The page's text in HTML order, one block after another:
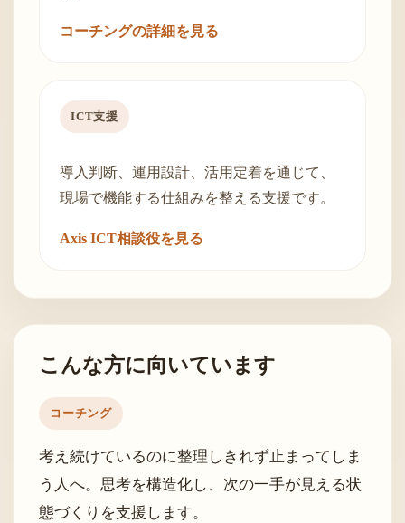
コーチングの詳細を見る
ICT支援
導入判断、運用設計、活用定着を通じて、
現場で機能する仕組みを整える支援です。
Axis ICT相談役を見る
こんな方に向いています
コーチング
考え続けているのに整理しきれず止まってしま
う人へ。思考を構造化し、次の一手が見える状
態づくりを支援します。